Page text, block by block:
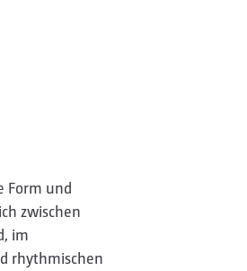
Form und
zwischen
im
rhythmischen